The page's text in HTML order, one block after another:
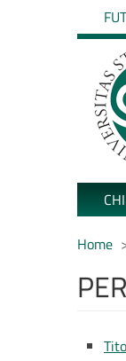
Home